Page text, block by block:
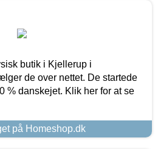
butik i Kjellerup i
de over nettet. De startede
% danskejet. Klik her for at se
på Homeshop.dk